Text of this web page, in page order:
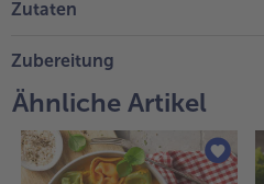
Zutaten
Zubereitung
Ähnliche Artikel